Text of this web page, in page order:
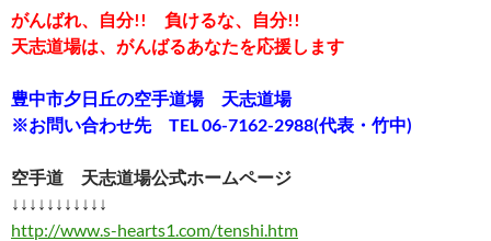
がんばれ、自分!! 負けるな、自分!!
天志道場は、がんばるあなたを応援します
豊中市夕日丘の空手道場 天志道場
※お問い合わせ先 TEL 06-7162-2988(代表・竹中)
空手道 天志道場公式ホームページ
↓↓↓↓↓↓↓↓↓↓↓
http://www.s-hearts1.com/tenshi.htm